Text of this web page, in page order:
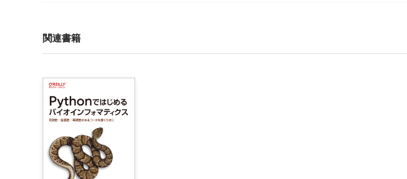
※2021年11月更新
【誤】2.6 マークダウン記法の基礎
【正】2.5.1 マークダウン記法の基礎
■P.41 見出し
【誤】2.7 Pandocを使用してマークダウン形式をHTMLへ変換する
【正】2.5.2 Pandocを使用してマークダウン形式をHTMLへ変換する
第Ⅰ部　基本方針：ロバストで再現性のあるバイオインフォマティクスのためのデー
    1.1　なぜバイオインフォマティクスなのか？増大する生物学データ
    1.2　バイオインフォマティクスを学ぶためのデータスキルの学習
    1.3　再現性がありロバストな研究のための新たな課題
    1.4　再現可能な研究
    1.5　ロバストな研究とバイオインフォマティクスの黄金律
    1.6　ロバストで再現性のある技法を採用すれば研究生活も楽になる
    1.7　ロバストな研究に向けての推奨事項
関連書籍